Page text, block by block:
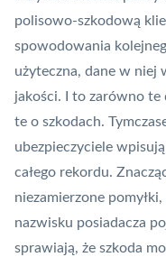
polisowo-szkodową
spowodowania
użyteczna, dane w niej
jakości. I to zarówno te
te o szkodach.
ubezpieczyciele
całego rekordu.
niezamierzone
nazwisku posiadacza
sprawiają, że szkoda